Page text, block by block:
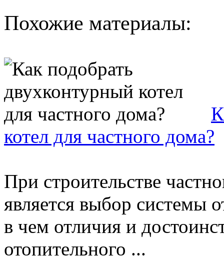
Похожие материалы:
котел для частного дома?
При строительстве
является выбор системы
в чем отличия и
отопительного ...